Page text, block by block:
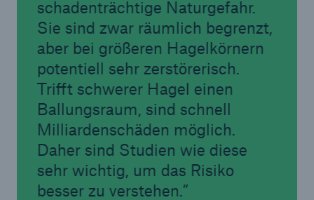
schadenträchtige Naturgefahr.
Sie sind zwar räumlich begrenzt,
aber bei größeren Hagelkörnern
potentiell sehr zerstörerisch.
Trifft schwerer Hagel einen
Ballungsraum, sind schnell
Milliardenschäden möglich.
Daher sind Studien wie diese
sehr wichtig, um das Risiko
besser zu verstehen.